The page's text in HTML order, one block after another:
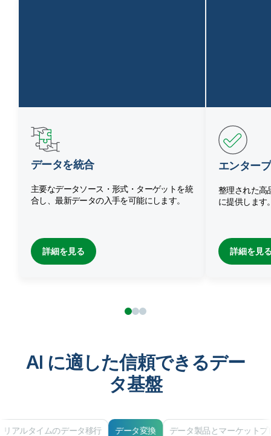
データを統合
主要なデータソース・形式・ターゲットを統
合し、最新データの入手を可能にします。
詳細を見る
エンター
整理された高
に提供します
詳細を見
AI に適した信頼できるデー
タ基盤
リアルタイムのデータ移行 データ変換 データ製品とマーケットプ